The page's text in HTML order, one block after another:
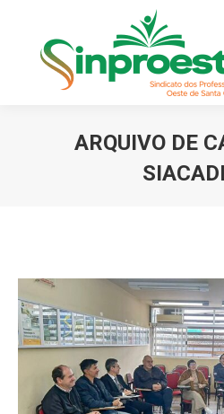
ARQUIVO DE